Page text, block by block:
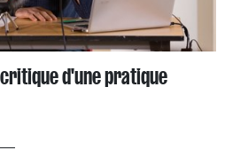
d'une pratique